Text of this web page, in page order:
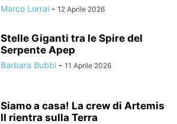
Marco Lorrai - 12 Aprile 2026
Stelle Giganti tra le Spire del
Serpente Apep
Barbara Bubbi - 11 Aprile 2026
Siamo a casa! La crew di Artemis
II rientra sulla Terra